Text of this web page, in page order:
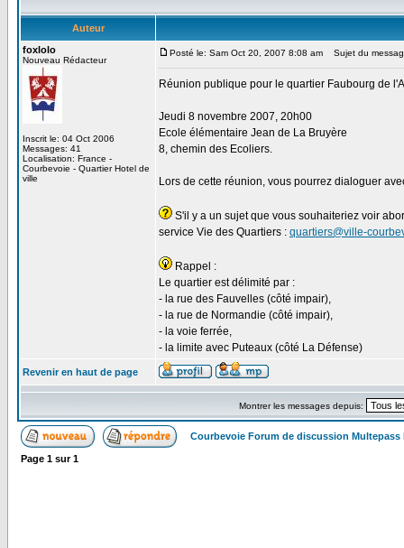
Auteur
foxlolo
Nouveau Rédacteur
Inscrit le: 04 Oct 2006
Messages: 41
Localisation: France -
Courbevoie - Quartier Hotel de
ville
Posté le: Sam Oct 20, 2007 8:08 am Sujet du
Réunion publique pour le quartier Faubourg de
Jeudi 8 novembre 2007, 20h00
Ecole élémentaire Jean de La Bruyère
8, chemin des Ecoliers.
Lors de cette réunion, vous pourrez dialoguer
S'il y a un sujet que vous souhaiteriez voir
service Vie des Quartiers : quartiers@ville-
Rappel :
Le quartier est délimité par :
- la rue des Fauvelles (côté impair),
- la rue de Normandie (côté impair),
- la voie ferrée,
- la limite avec Puteaux (côté La Défense)
Revenir en haut de page
Montrer les messages depuis:
Courbevoie Forum de discussion Multepass
Page 1 sur1